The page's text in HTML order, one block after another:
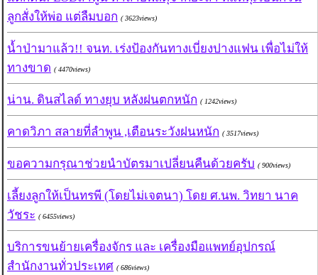
ลูกสั่งให้พ่อ แต่ลืมบอก ( 3623views)
น้ำป่ามาแล้ว!! จนท. เร่งป้องกันทางเบี่ยงปางแฟน เพื่อไม่ให้
ทางขาด ( 4470views)
น่าน. ดินสไลด์ ทางยุบ หลังฝนตกหนัก ( 1242views)
คาดวิภา สลายที่ลำพูน ,เตือนระวังฝนหนัก ( 3517views)
ขอความกรุณาช่วยนำบัตรมาเปลี่ยนคืนด้วยครับ ( 900views)
เลี้ยงลูกให้เป็นทรพี (โดยไม่เจตนา) โดย ศ.นพ. วิทยา นาค
วัชระ ( 6455views)
บริการขนย้ายเครื่องจักร และ เครื่องมือแพทย์อุปกรณ์
สำนักงานทั่วประเทศ ( 686views)